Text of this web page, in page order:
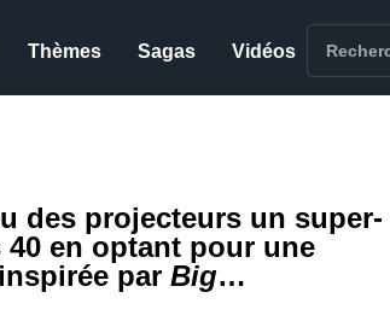
Thèmes Sagas Vidéos
des projecteurs un super-
40 en optant pour une
par Big…